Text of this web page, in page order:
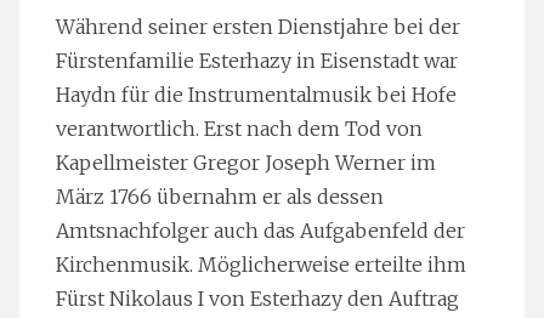
Während seiner ersten Dienstjahre bei der
Fürstenfamilie Esterhazy in Eisenstadt war
Haydn für die Instrumentalmusik bei Hofe
verantwortlich. Erst nach dem Tod von
Kapellmeister Gregor Joseph Werner im
März 1766 übernahm er als dessen
Amtsnachfolger auch das Aufgabenfeld der
Kirchenmusik. Möglicherweise erteilte ihm
Fürst Nikolaus I von Esterhazy den Auftrag